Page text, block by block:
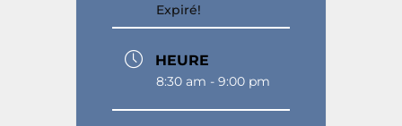
Expiré!
HEURE
8:30 am - 9:00 pm